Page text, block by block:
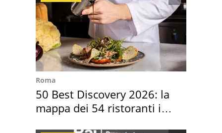
Roma
50 Best Discovery 2026: la
mappa dei 54 ristoranti in